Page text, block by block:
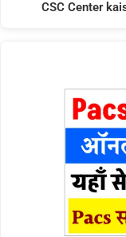
CSC Center